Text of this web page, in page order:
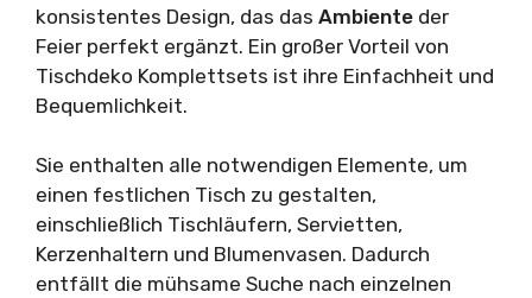
konsistentes Design, das das Ambiente der
Feier perfekt ergänzt. Ein großer Vorteil von
Tischdeko Komplettsets ist ihre Einfachheit und
Bequemlichkeit.
Sie enthalten alle notwendigen Elemente, um
einen festlichen Tisch zu gestalten,
einschließlich Tischläufern, Servietten,
Kerzenhaltern und Blumenvasen. Dadurch
entfällt die mühsame Suche nach einzelnen